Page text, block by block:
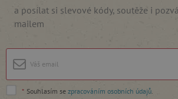
a posílat si slevové kódy, soutěže i
mailem
* Souhlasím se zpracováním osobních údajů